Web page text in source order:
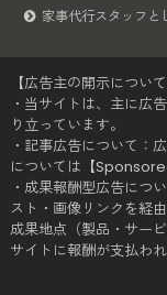
家事代行スタッフと
【広告主の開示について
・当サイトは、主に広
り立っています。
・記事広告について：
については【
・成果報酬型広告につ
スト・画像リンクを経
成果地点（製品・サー
サイトに報酬が支払わ